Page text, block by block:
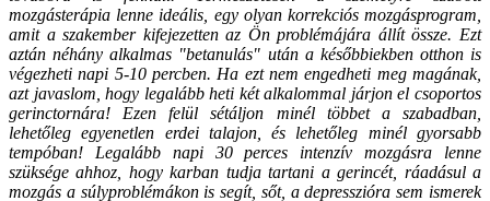
mozgásterápia lenne ideális, egy olyan korrekciós mozgásprogram,
amit a szakember kifejezetten az Ön problémájára állít össze. Ezt
aztán néhány alkalmas "betanulás" után a későbbiekben otthon is
végezheti napi 5-10 percben. Ha ezt nem engedheti meg magának,
azt javaslom, hogy legalább heti két alkalommal járjon el csoportos
gerinctornára! Ezen felül sétáljon minél többet a szabadban,
lehetőleg egyenetlen erdei talajon, és lehetőleg minél gyorsabb
tempóban! Legalább napi 30 perces intenzív mozgásra lenne
szüksége ahhoz, hogy karban tudja tartani a gerincét, ráadásul a
mozgás a súlyproblémákon is segít, sőt, a depresszióra sem ismerek